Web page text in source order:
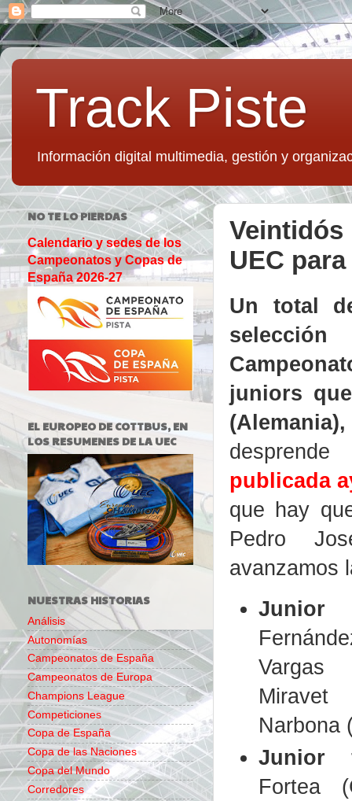
Track Piste
Información digital multimedia, gestión y
Veintidós
UEC
Un total
juniors
(Alemania),
publicada
que hay
Pedro
avanzamos
Junior
Narbona
Junior
Fortea
NO TE LO PIERDAS
Calendario y sedes de los
Campeonatos y Copas de
España 2026-27
EL EUROPEO DE COTTBUS, EN
LOS RESUMENES DE LA UEC
NUESTRAS HISTORIAS
Análisis
Autonomías
Campeonatos de España
Campeonatos de Europa
Champions League
Competiciones
Copa de España
Copa de las Naciones
Copa del Mundo
Corredores